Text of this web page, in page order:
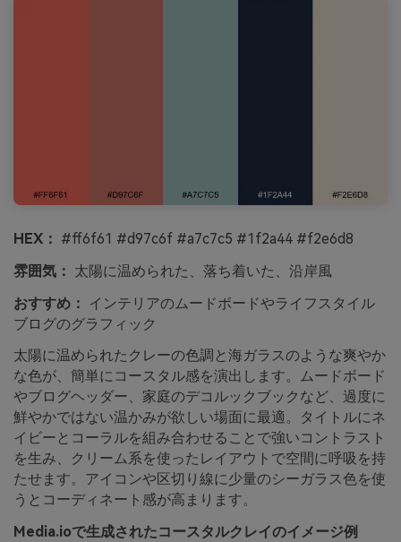
HEX： #ff6f61 #d97c6f #a7c7c5 #1f2a44 #f2e6d8
雰囲気： 太陽に温められた、落ち着いた、沿岸風
おすすめ：
インテリアのムードボードやライフスタイル
ブログのグラフィック
太陽に温められたクレーの色調と海ガラスのような爽やか
な色が、簡単にコースタル感を演出します。ムードボード
やブログヘッダー、家庭のデコルックブックなど、過度に
鮮やかではない温かみが欲しい場面に最適。タイトルにネ
イビーとコーラルを組み合わせることで強いコントラスト
を生み、クリーム系を使ったレイアウトで空間に呼吸を持
たせます。アイコンや区切り線に少量のシーガラス色を使
うとコーディネート感が高まります。
Media.ioで生成されたコースタルクレイのイメージ例